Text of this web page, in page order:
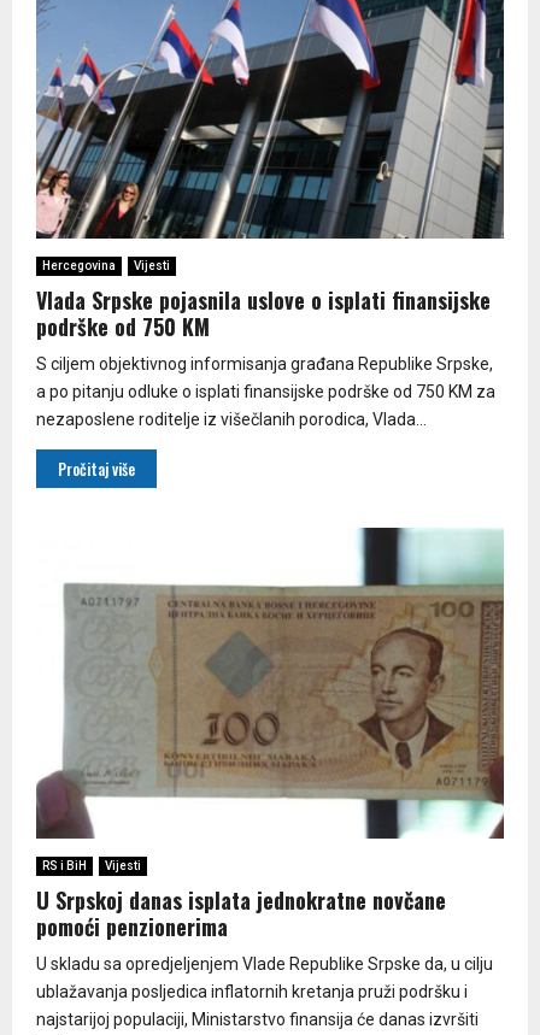
Hercegovina Vijesti
Vlada Srpske pojasnila uslove o isplati finansijske
podrške od 750 KM
S ciljem objektivnog informisanja građana Republike Srpske,
a po pitanju odluke o isplati finansijske podrške od 750 KM za
nezaposlene roditelje iz višečlanih porodica, Vlada...
Pročitaj više
RS i BiH Vijesti
U Srpskoj danas isplata jednokratne novčane
pomoći penzionerima
U skladu sa opredjeljenjem Vlade Republike Srpske da, u cilju
ublažavanja posljedica inflatornih kretanja pruži podršku i
najstarijoj populaciji, Ministarstvo finansija će danas izvršiti